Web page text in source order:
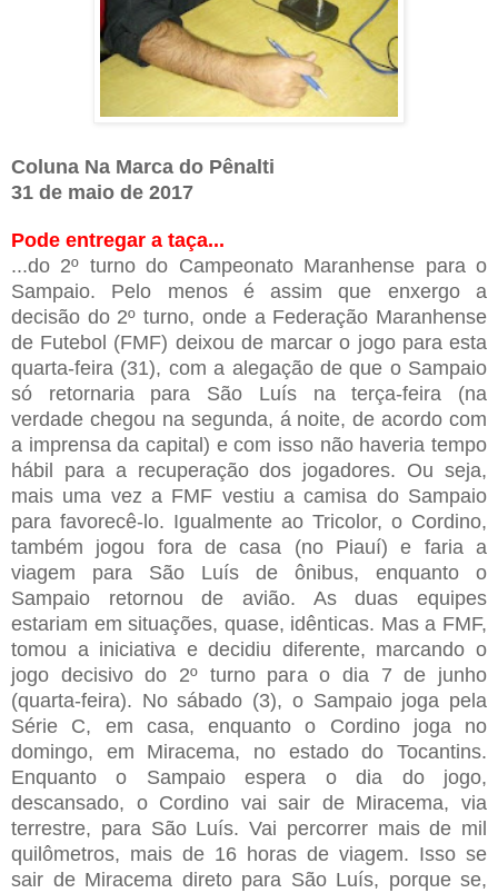
Coluna Na Marca do Pênalti
31 de maio de 2017
Pode entregar a taça...
...do 2º turno do Campeonato Maranhense para o
Sampaio. Pelo menos é assim que enxergo a
decisão do 2º turno, onde a Federação Maranhense
de Futebol (FMF) deixou de marcar o jogo para esta
quarta-feira (31), com a alegação de que o Sampaio
só retornaria para São Luís na terça-feira (na
verdade chegou na segunda, á noite, de acordo com
a imprensa da capital) e com isso não haveria tempo
hábil para a recuperação dos jogadores. Ou seja,
mais uma vez a FMF vestiu a camisa do Sampaio
para favorecê-lo. Igualmente ao Tricolor, o Cordino,
também jogou fora de casa (no Piauí) e faria a
viagem para São Luís de ônibus, enquanto o
Sampaio retornou de avião. As duas equipes
estariam em situações, quase, idênticas. Mas a FMF,
tomou a iniciativa e decidiu diferente, marcando o
jogo decisivo do 2º turno para o dia 7 de junho
(quarta-feira). No sábado (3), o Sampaio joga pela
Série C, em casa, enquanto o Cordino joga no
domingo, em Miracema, no estado do Tocantins.
Enquanto o Sampaio espera o dia do jogo,
descansado, o Cordino vai sair de Miracema, via
terrestre, para São Luís. Vai percorrer mais de mil
quilômetros, mais de 16 horas de viagem. Isso se
sair de Miracema direto para São Luís, porque se,